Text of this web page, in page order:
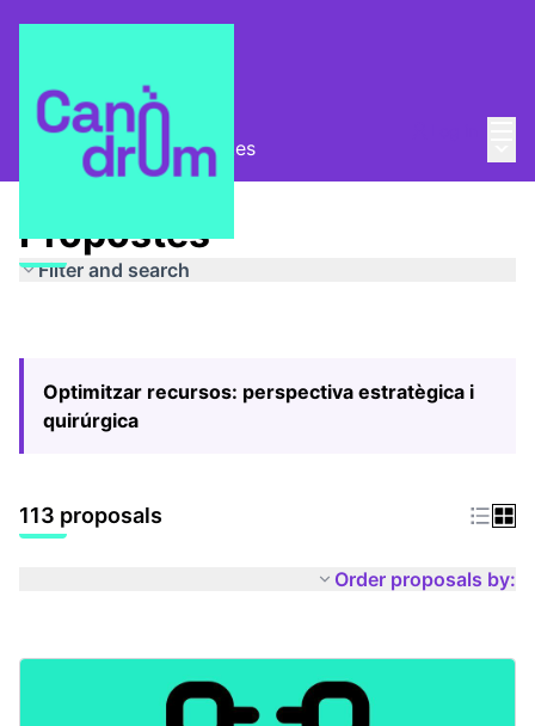
Pla Estratègic Propostes
Propostes
Filter and search
Optimitzar recursos: perspectiva estratègica i
quirúrgica
113 proposals
Order proposals by: